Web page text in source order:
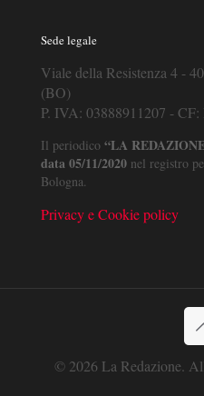
Sede legale
Viale della Resistenza 4 -
(BO)
P. IVA: 03888911207 -
Il periodico “LA
data 05/11/2020 nel registro
Bologna.
Privacy e Cookie policy
© 2026 La Redazione.